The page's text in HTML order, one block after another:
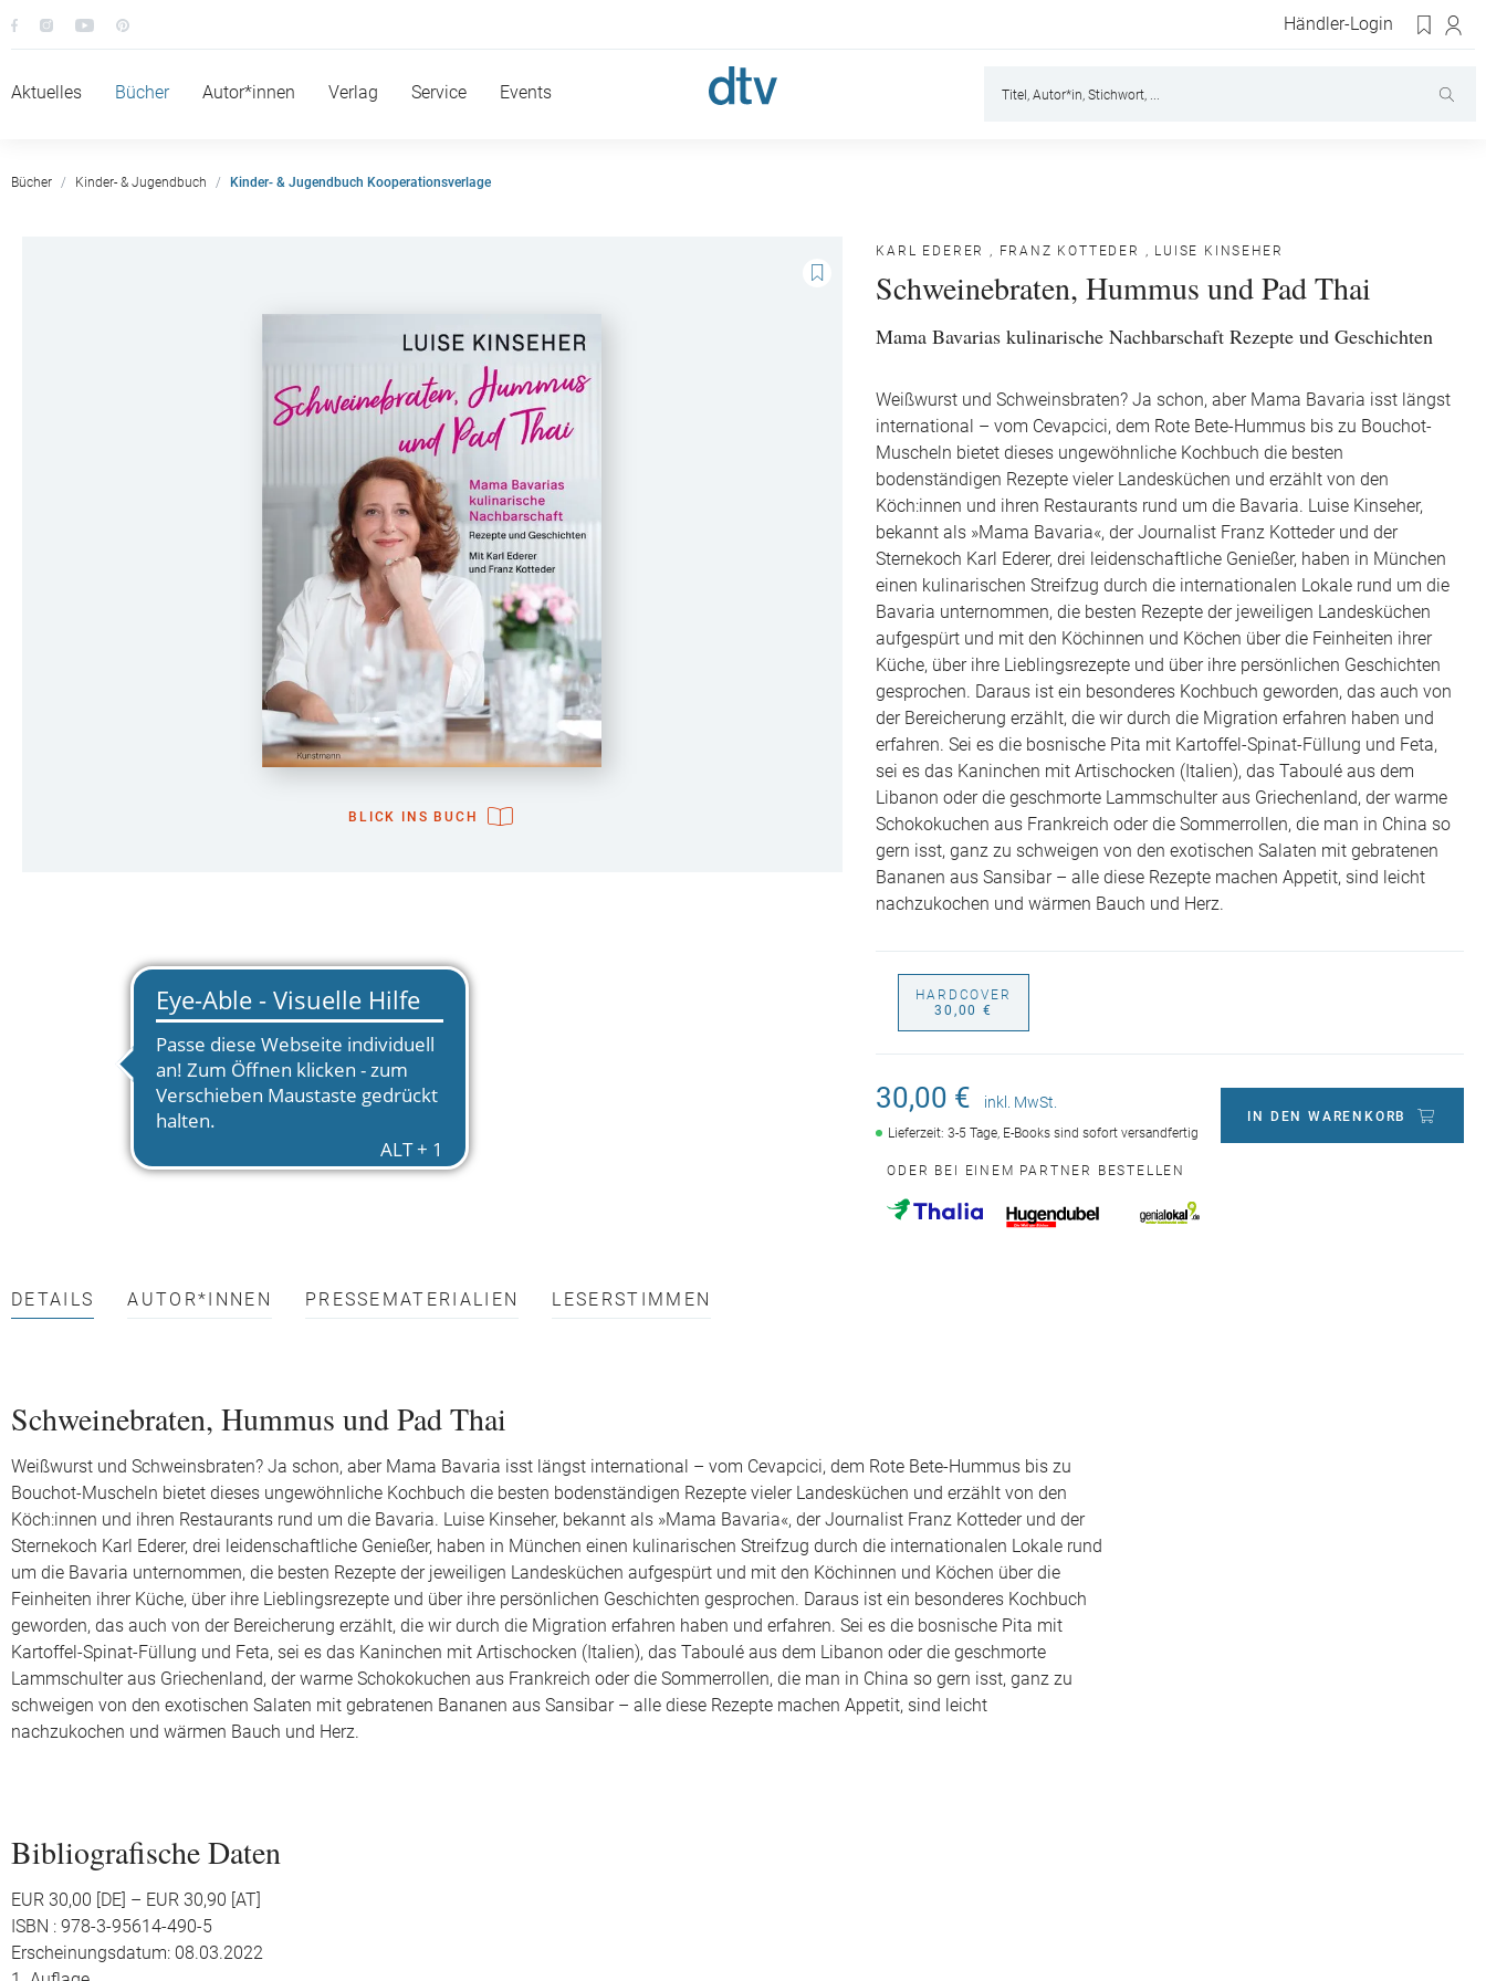
Händler-Login
Aktuelles Bücher Autor*innen Verlag Service Events
Bücher Kinder- & Jugendbuch Kinder- & Jugendbuch Kooperationsverlage
BLICK INS BUCH
KARL EDERER , FRANZ KOTTEDER , LUISE KINSEHER
Schweinebraten, Hummus und Pad Thai
Mama Bavarias kulinarische Nachbarschaft Rezepte und Geschichten
Weißwurst und Schweinsbraten? Ja schon, aber Mama Bavaria isst längst
international – vom Cevapcici, dem Rote Bete-Hummus bis zu Bouchot-
Muscheln bietet dieses ungewöhnliche Kochbuch die besten
bodenständigen Rezepte vieler Landesküchen und erzählt von den
Köch:innen und ihren Restaurants rund um die Bavaria. Luise Kinseher,
bekannt als »Mama Bavaria«, der Journalist Franz Kotteder und der
Sternekoch Karl Ederer, drei leidenschaftliche Genießer, haben in München
einen kulinarischen Streifzug durch die internationalen Lokale rund um die
Bavaria unternommen, die besten Rezepte der jeweiligen Landesküchen
aufgespürt und mit den Köchinnen und Köchen über die Feinheiten ihrer
Küche, über ihre Lieblingsrezepte und über ihre persönlichen Geschichten
gesprochen. Daraus ist ein besonderes Kochbuch geworden, das auch von
der Bereicherung erzählt, die wir durch die Migration erfahren haben und
erfahren. Sei es die bosnische Pita mit Kartoffel-Spinat-Füllung und Feta,
sei es das Kaninchen mit Artischocken (Italien), das Taboulé aus dem
Libanon oder die geschmorte Lammschulter aus Griechenland, der warme
Schokokuchen aus Frankreich oder die Sommerrollen, die man in China so
gern isst, ganz zu schweigen von den exotischen Salaten mit gebratenen
Bananen aus Sansibar – alle diese Rezepte machen Appetit, sind leicht
nachzukochen und wärmen Bauch und Herz.
HARDCOVER
30,00 €
30,00 € inkl. MwSt.
Lieferzeit: 3-5 Tage, E-Books sind sofort versandfertig
IN DEN WARENKORB
ODER BEI EINEM PARTNER BESTELLEN
DETAILS AUTOR*INNEN PRESSEMATERIALIEN LESERSTIMMEN
Schweinebraten, Hummus und Pad Thai
Weißwurst und Schweinsbraten? Ja schon, aber Mama Bavaria isst längst international – vom Cevapcici, dem Rote Bete-Hummus bis zu
Bouchot-Muscheln bietet dieses ungewöhnliche Kochbuch die besten bodenständigen Rezepte vieler Landesküchen und erzählt von den
Köch:innen und ihren Restaurants rund um die Bavaria. Luise Kinseher, bekannt als »Mama Bavaria«, der Journalist Franz Kotteder und der
Sternekoch Karl Ederer, drei leidenschaftliche Genießer, haben in München einen kulinarischen Streifzug durch die internationalen Lokale rund
um die Bavaria unternommen, die besten Rezepte der jeweiligen Landesküchen aufgespürt und mit den Köchinnen und Köchen über die
Feinheiten ihrer Küche, über ihre Lieblingsrezepte und über ihre persönlichen Geschichten gesprochen. Daraus ist ein besonderes Kochbuch
geworden, das auch von der Bereicherung erzählt, die wir durch die Migration erfahren haben und erfahren. Sei es die bosnische Pita mit
Kartoffel-Spinat-Füllung und Feta, sei es das Kaninchen mit Artischocken (Italien), das Taboulé aus dem Libanon oder die geschmorte
Lammschulter aus Griechenland, der warme Schokokuchen aus Frankreich oder die Sommerrollen, die man in China so gern isst, ganz zu
schweigen von den exotischen Salaten mit gebratenen Bananen aus Sansibar – alle diese Rezepte machen Appetit, sind leicht
nachzukochen und wärmen Bauch und Herz.
Bibliografische Daten
EUR 30,00 [DE] – EUR 30,90 [AT]
ISBN : 978-3-95614-490-5
Erscheinungsdatum: 08.03.2022